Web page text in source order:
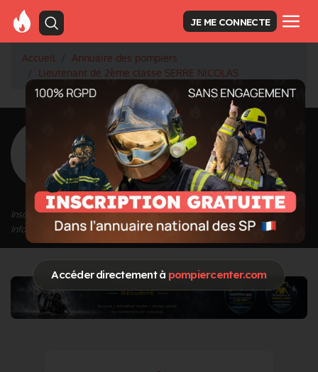
Accéder directement à pompiercenter.com
JE ME CONNECTE
Accueil
Annuaire des pompiers
Lieutenant de 2ème classe SERRE NICOLAS
<Retour à la liste des pompiers
SERRE
NICOLAS
Grade : Lieutenant de 2ème classe
Inscrit depuis le 19/04/2021 à 16:33
Informations mises à jour le 19/04/2021 à 16:33